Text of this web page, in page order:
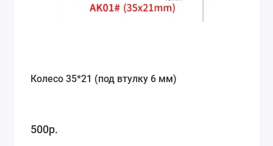
Колесо 35*21 (под втулку 6 мм)
500р.